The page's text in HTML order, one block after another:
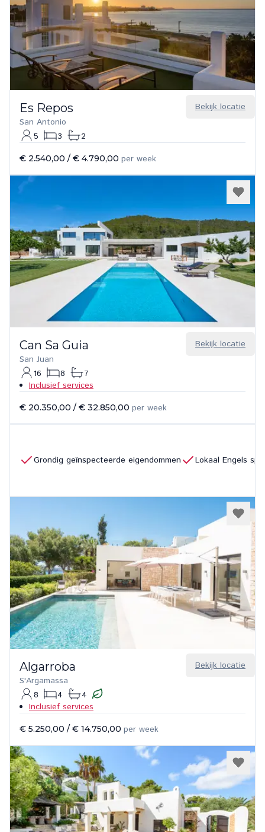
Bekijk locatie
Es Repos
San Antonio
5
3 2
€ 2.540,00 / € 4.790,00 per week
Bekijk locatie
Can Sa Guia
San Juan
16
8
7
Inclusief services
€ 20.350,00 / € 32.850,00 per week
Grondig geïnspecteerde eigendommen Lokaal Engels
Bekijk locatie
Algarroba
S'Argamassa
8
4
4
Inclusief services
€ 5.250,00 / € 14.750,00 per week